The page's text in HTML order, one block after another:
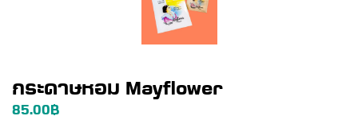
กระดาษหอม Mayflower
85.00฿